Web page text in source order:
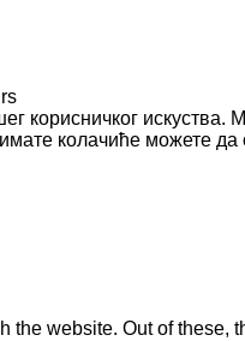
искуства.
колачиће можете да
website. Out of